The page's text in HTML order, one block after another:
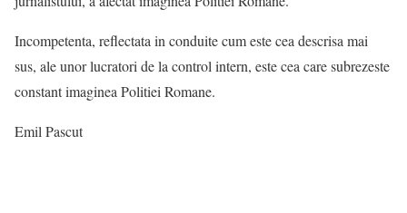
Incompetenta, reflectata in conduite cum este cea descrisa mai
sus, ale unor lucratori de la control intern, este cea care subrezeste
constant imaginea Politiei Romane.
Emil Pascut